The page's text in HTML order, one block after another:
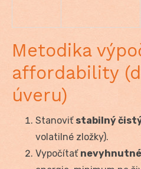
Metodika
affordability
úveru)
Stanoviť stabilný
volatilné zložky).
Vypočítať